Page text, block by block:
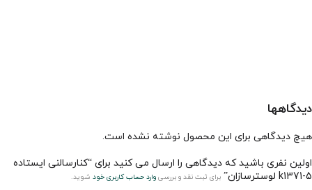
دیدگاهها
هیچ دیدگاهی برای این محصول نوشته نشده است.
اولین نفری باشید که دیدگاهی را ارسال می کنید برای “کنارسالنی ایستاده
k1371-5 لوسترسازان”
برای ثبت نقد و بررسی وارد حساب کاربری خود شوید.